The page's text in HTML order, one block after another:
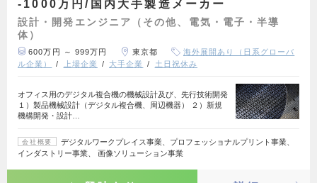
-1000万円/国内大手製造メーカー
設計・開発エンジニア（その他、電気・電子・半導
体）
600万円 ～ 999万円 東京都
海外展開あり（日系グローバ
ル企業）
上場企業 大手企業 土日祝休み
オフィス用のデジタル複合機の機械設計及び、先行技術開発
１）製品機械設計（デジタル複合機、周辺機器） ２）新規
機構開発・設計…
会社概要
デジタルワークプレイス事業、プロフェッショナルプリント事業、
インダストリー事業、 画像ソリューション事業